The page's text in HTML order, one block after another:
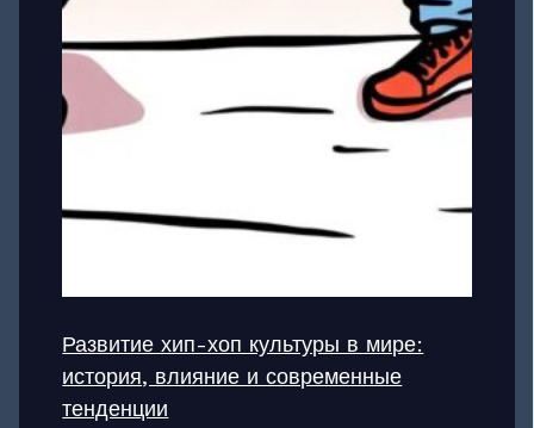
Развитие хип-хоп культуры в мире:
история, влияние и современные
тенденции